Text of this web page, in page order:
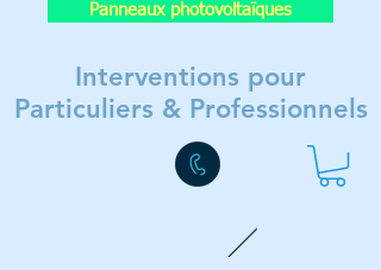
Panneaux photovoltaïques
Interventions pour
Particuliers & Professionnels